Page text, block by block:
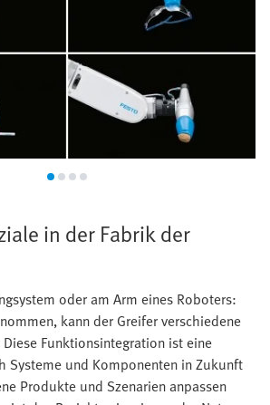
in der Fabrik der
oder am Arm eines Roboters:
kann der Greifer verschiedene
Funktionsintegration ist eine
Systeme und Komponenten in Zukunft
Produkte und Szenarien anpassen